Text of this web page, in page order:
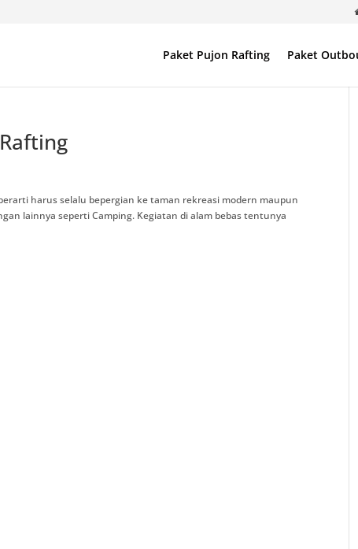
Paket Pujon Rafting Paket
harus selalu bepergian ke taman rekreasi modern maupun
lainnya seperti Camping. Kegiatan di alam bebas tentunya